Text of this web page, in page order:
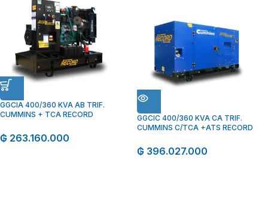
GGCIA 400/360 KVA AB TRIF.
CUMMINS + TCA RECORD
₲ 263.160.000
GGCIC 400/360 KVA CA TRIF.
CUMMINS C/TCA +ATS RECORD
₲ 396.027.000